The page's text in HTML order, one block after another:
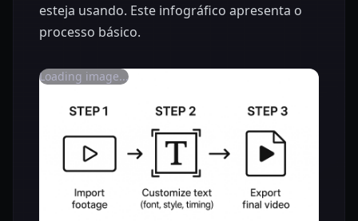
esteja usando. Este infográfico apresenta o
processo básico.
Loading image...